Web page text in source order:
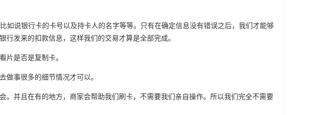
如说银行卡的卡号以及持卡人的名字等等。只有在确定信息没有错误之后，我们才能够
发来的扣款信息，这样我们的交易才算是全部完成。
片是否是复制卡。
事很多的细节情况才可以。
。并且在有的地方，商家会帮助我们刷卡，不需要我们亲自操作。所以我们完全不需要